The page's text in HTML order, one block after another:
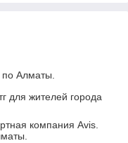
Алматы.
для жителей города
компания Avis.